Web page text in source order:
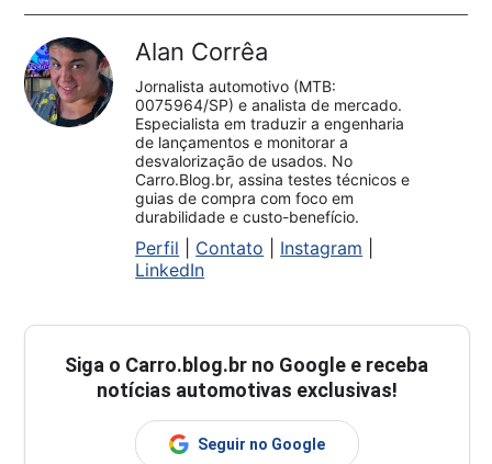
Alan Corrêa
Jornalista automotivo (MTB:
0075964/SP) e analista de mercado.
Especialista em traduzir a engenharia
de lançamentos e monitorar a
desvalorização de usados. No
Carro.Blog.br, assina testes técnicos e
guias de compra com foco em
durabilidade e custo-benefício.
Perfil Contato Instagram
LinkedIn
Siga o Carro.blog.br no Google e receba
notícias automotivas exclusivas!
Seguir no Google